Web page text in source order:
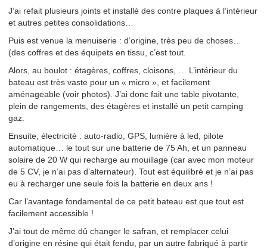
J’ai refait plusieurs joints et installé des contre plaques à l’intérieur
et autres petites consolidations…
Puis est venue la menuiserie : d’origine, très peu de choses…
(des coffres et des équipets en tissu, c’est tout.
Alors, au boulot : étagères, coffres, cloisons, … L’intérieur du
bateau est très vaste pour un « micro », et facilement
aménageable (voir photos). J’ai donc fait une table pivotante,
plein de rangements, des étagères et installé un petit camping
gaz.
Ensuite, électricité : auto-radio, GPS, lumière à led, pilote
automatique… le tout sur une batterie de 75 Ah, et un panneau
solaire de 20 W qui recharge au mouillage (car avec mon moteur
de 5 CV, je n’ai pas d’alternateur). Tout est équilibré et je n’ai pas
eu à recharger une seule fois la batterie en deux ans !
Car l’avantage fondamental de ce petit bateau est que tout est
facilement accessible !
J’ai tout de même dû changer le safran, et remplacer celui
d’origine en résine qui était fendu, par un autre fabriqué à partir